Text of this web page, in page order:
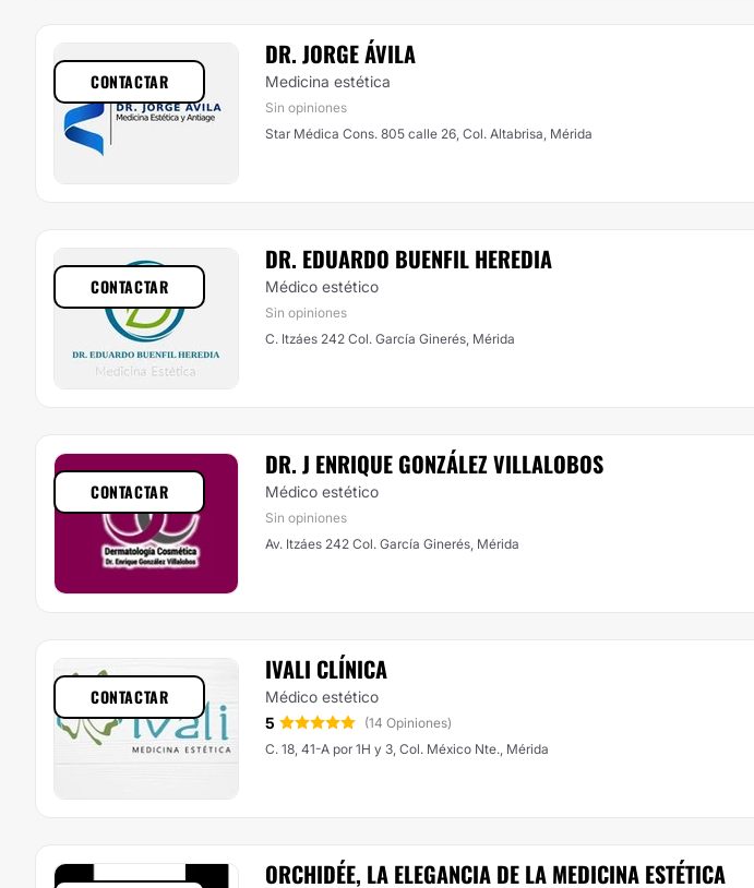
DR. JORGE ÁVILA
Medicina estética
Sin opiniones
Star Médica Cons. 805 calle 26, Col. Altabrisa, Mérida
CONTACTAR
DR. EDUARDO BUENFIL HEREDIA
Médico estético
Sin opiniones
C. Itzáes 242 Col. García Ginerés, Mérida
CONTACTAR
DR. J ENRIQUE GONZÁLEZ VILLALOBOS
Médico estético
Sin opiniones
Av. Itzáes 242 Col. García Ginerés, Mérida
CONTACTAR
IVALI CLÍNICA
Médico estético
5
(14 Opiniones)
C. 18, 41-A por 1H y 3, Col. México Nte., Mérida
CONTACTAR
ORCHIDÉE, LA ELEGANCIA DE LA MEDICINA ESTÉTICA